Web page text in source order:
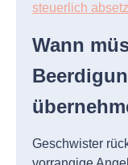
steuerlich
Wann
Geschwister